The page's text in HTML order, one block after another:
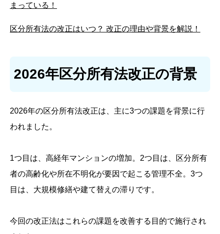
まっている！
区分所有法の改正はいつ？ 改正の理由や背景を解説！
2026年区分所有法改正の背景
2026年の区分所有法改正は、主に3つの課題を背景に行
われました。
1つ目は、高経年マンションの増加。2つ目は、区分所有
者の高齢化や所在不明化が要因で起こる管理不全。3つ
目は、大規模修繕や建て替えの滞りです。
今回の改正法はこれらの課題を改善する目的で施行され